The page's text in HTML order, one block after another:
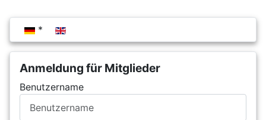
Sprache auswählen
Anmeldung für Mitglieder
Benutzername